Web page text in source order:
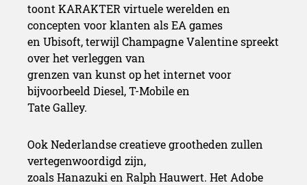
toont KARAKTER virtuele werelden en
concepten voor klanten als EA games
en Ubisoft, terwijl Champagne Valentine spreekt
over het verleggen van
grenzen van kunst op het internet voor
bijvoorbeeld Diesel, T-Mobile en
Tate Galley.
Ook Nederlandse creatieve grootheden zullen
vertegenwoordigd zijn,
zoals Hanazuki en Ralph Hauwert. Het Adobe